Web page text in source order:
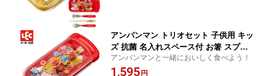
アンパンマン トリオセット 子供用 キッ
ズ 抗菌 名入れスペース付 お箸 スプー
ン フォーク お弁当 幼稚園 保育園 AN抗
菌スライド3点セット レッド レック lec
アンパンマンと一緒においしく食べよう！
1,595 円